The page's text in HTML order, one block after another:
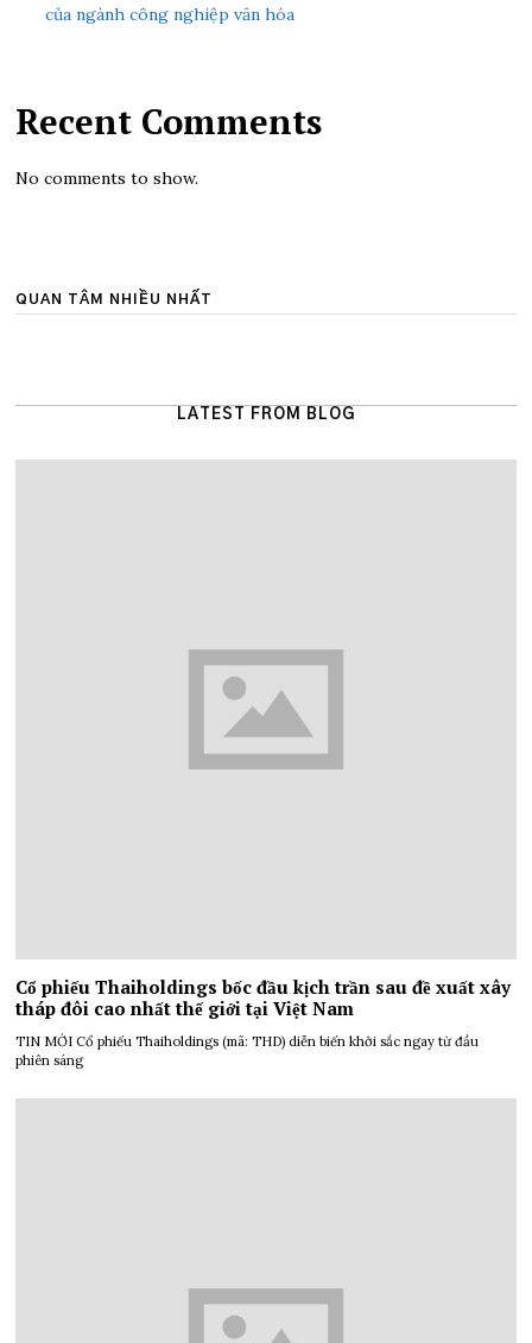
của ngành công nghiệp văn hóa
Recent Comments
No comments to show.
QUAN TÂM NHIỀU NHẤT
LATEST FROM BLOG
Cổ phiếu Thaiholdings bốc đầu kịch trần sau đề xuất xây
tháp đôi cao nhất thế giới tại Việt Nam
TIN MỚI Cổ phiếu Thaiholdings (mã: THD) diễn biến khởi sắc ngay từ đầu
phiên sáng